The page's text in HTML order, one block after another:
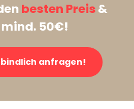
besten Preis&
50€!
anfragen!